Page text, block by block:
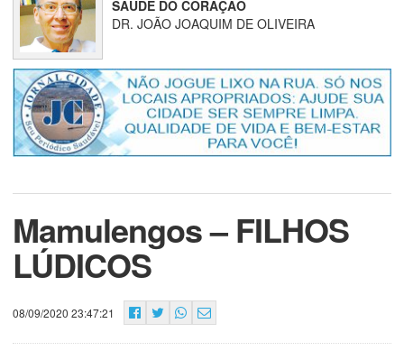
SAÚDE DO CORAÇÃO
DR. JOÃO JOAQUIM DE OLIVEIRA
Mamulengos – FILHOS
LÚDICOS
08/09/2020 23:47:21